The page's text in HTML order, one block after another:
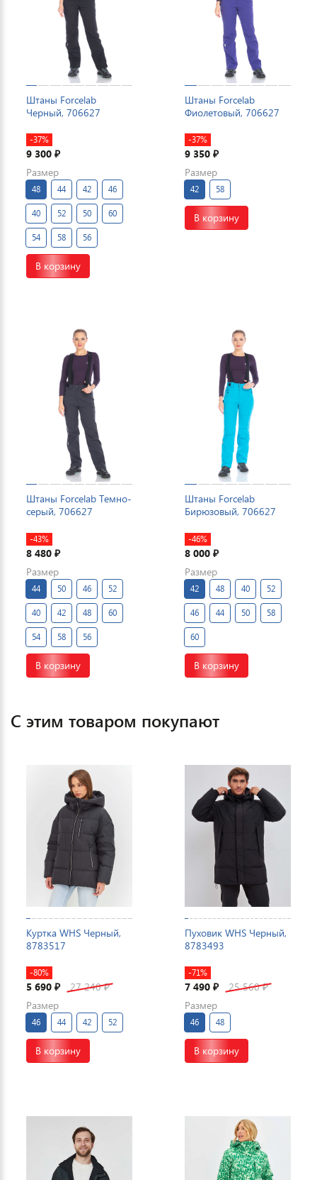
Штаны Forcelab
Черный, 706627
-37%
9 300 ₽
Размер
48 44 42 46
40 52 50 60
54 58 56
В корзину
Штаны Forcelab
Фиолетовый, 706627
-37%
9 350 ₽
Размер
42 58
В корзину
Штаны Forcelab Темно-
серый, 706627
-43%
8 480 ₽
Размер
44 50 46 52
40 42 48 60
54 58 56
В корзину
Штаны Forcelab
Бирюзовый, 706627
-46%
8 000 ₽
Размер
42 48 40 52
46 44 50 58
60
В корзину
С этим товаром покупают
Куртка WHS Черный,
8783517
-80%
5 690 ₽ 27 240₽
Размер
46 44 42 52
В корзину
Пуховик WHS Черный,
8783493
-71%
7 490 ₽ 25 560₽
Размер
46 48
В корзину